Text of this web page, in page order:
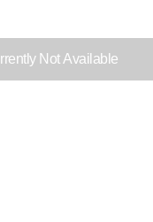
Not Available